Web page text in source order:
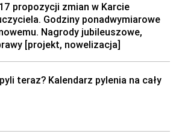
propozycji zmian w Karcie
Godziny ponadwymiarowe
Nagrody jubileuszowe,
[projekt, nowelizacja]
teraz? Kalendarz pylenia na cały